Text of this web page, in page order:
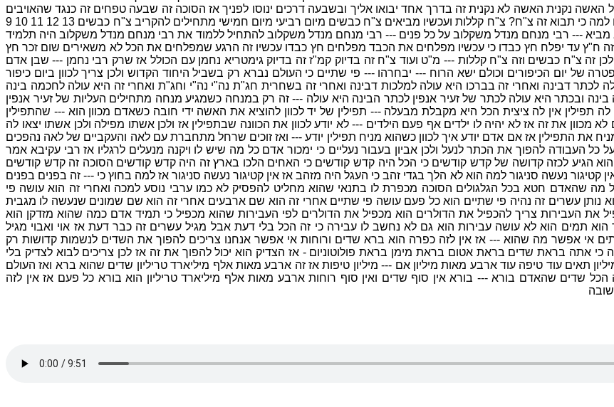
נקנית האשה לא נקנית זה בדרך אחד יבואו אליך ובשבעה דרכים ינוסו לפניך אז הסוכה זה שבעה טפחים זה כנגד שהאויבים
ירוצו -- בשבע דרכים ינוסו קראנו בכי תבוא צ"ח בכי תבוא קראנו צ"ח וצ"ח למה כי תבוא זה צ"ח? צ"ח קללות ועכשיו מביאים צ"ח כבשים מיום רביעי מיום חמישי מתחילים להקריב צ"ח כבשים 13 12 11 10 9
מביא --- רבי מנחם מנדל משקלוב על כל פנים --- רבי מנחם מנדל משקלוב להתחיל ללמוד את רבי מנחם מנדל משקלוב היה תלמיד
ח"ץ עד יפלח חץ כבדו כי עכשיו מפלחים את הכבד מפלחים חץ כבדו עכשיו זה הרגע שמפלחים את הכל לא משאירים שום זכר חץ
זה צ"ח כבשים וזה צ"ח קללות --- מ"ט ועוד צ"ח זה בדיוק קמ"ז זה בדיוק גימטריא נחמן עם הכולל אז שרק רבי נחמן --- שבן אדם
של יום הכיפורים וכולם ישא הרוח --- יבחרהו --- פי שתיים כי העולם נברא רק בשביל היחוד הקדוש ולכן צריך לכוון ביום כיפור
לכתר דבינה ואחרי זה בברכו היא עולה למלכות דבינה ואחרי זה בשחרית חג"ת נה"י נה"י וחג"ת ואחרי זה היא עולה לחכמה בינה
ובכתר היא עולה לכתר של זעיר אנפין לכתר הבינה היא עולה --- זה רק במנחה כשמגיע מנחה מתחילים העליות של זעיר אנפין
תפילין אין לה ציצית הכל היא מקבלת מבעלה --- תפילין של יד לכוון להוציא את האשה ידי חובה כשאדם מכוון הוא --- שהתפילין
את זה אז לא יהיה לו ילדים אף פעם הילדים --- לא יודע לכוון את הכוונה שבתפילין אז ולכן אשתו מפילה ולכן אשתו יצאו לה
מניח את התפילין אז אם אדם יודע איך לכוון כשהוא מניח תפילין יודע --- ואז זוכים שרחל מתחברת עם לאה והעקביים של לאה נהפכים
להפוך את הכתר לנעל ולכן אביון בעבור נעליים כי ימכור אדם כל מה שיש לו ויקנה מנעלים לרגליו אז רבי עקיבא אמר
הגיע לכזה קדושה של קדש קודשים כי הכל היה קדש קודשים כי האחים הלכו בארץ זה היה קדש קודשים הסוכה זה קדש קודשים
נעשה סניגור למה הוא לא הלך בגדי זהב כי העגל היה מזהב אז אין קטיגור נעשה סניגור אז למה בחוץ כי --- זה בפנים בפנים
מה שהאדם חטא בכל הגלגולים הסוכה מכפרת לו בתנאי שהוא מחליט להפסיק לא כמו ערבי נוסע למכה ואחרי זה הוא עושה פי
עשרים זה נהיה פי שתיים הוא כל פעם עושה פי שתיים אחרי זה הוא שם ארבעים אחרי זה הוא שם שמונים שנעשה לו מגבית
את העבירות צריך להכפיל את הדולרים הוא מכפיל את הדולרים לפי העבירות שהוא מכפיל כי תמיד אדם כמה שהוא מזדקן הוא
תמים הוא לא עושה עבירות הוא גם לא נחשב לו עבירה כי זה הכל בלי דעת אבל מגיל עשרים זה כבר דעת אז אוי ואבוי מגיל
אי אפשר מה שהוא --- אז אין לזה כפרה הוא ברא שדים ורוחות אי אפשר אנחנו צריכים להפוך את השדים לנשמות קדושות רק
כי אתה בראת שדים בראת אטום בראת מימן בראת פולוטוניום - אז הצדיק הוא יכול להפוך את זה אז לכן צריכים לבוא לצדיק בלי
תאים עוד טיפה עוד ארבע מאות מיליון אם --- מיליון טיפות אז זה ארבע מאות אלף מיליארד טריליון שדים שהוא ברא ואז העולם
שדים שהאדם בורא --- בורא אין סוף שדים ואין סוף רוחות ארבע מאות אלף מיליארד טריליון הוא בורא כל פעם אז אין לזה